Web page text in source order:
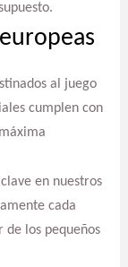
al juego
cumplen con
en nuestros
cada
los pequeños